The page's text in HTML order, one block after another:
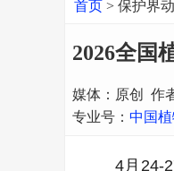
首页 > 保护界
2026全国
媒体：原创 作
专业号： 中国
4月24-